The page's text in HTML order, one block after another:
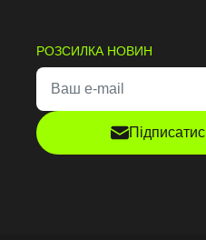
РОЗСИЛКА НОВИН